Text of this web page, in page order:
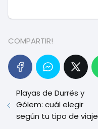
COMPARTIR!
Playas de Durrës y
Gólem: cuál elegir
según tu tipo de viaje